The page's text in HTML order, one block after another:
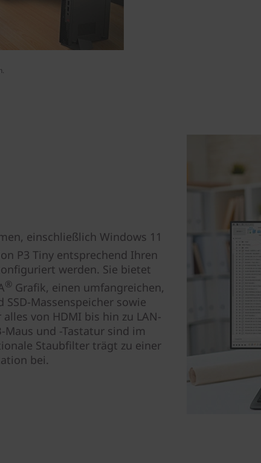
einschließlich Windows 11
P3 Tiny entsprechend Ihren
werden. Sie bietet
® Grafik, einen umfangreichen,
Massenspeicher sowie
von HDMI bis hin zu LAN-
und -Tastatur sind im
Staubfilter trägt zu einer
bei.